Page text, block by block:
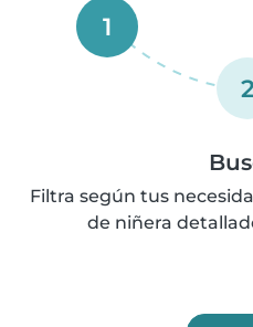
1
2
Filtra según tus
de niñera